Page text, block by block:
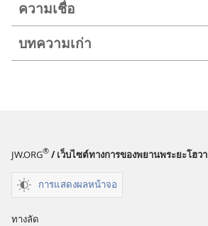
ความเชื่อ
บทความเก่า
JW.ORG® / เว็บไซต์ทางการของพยานพระยะโฮวา
การแสดงผลหน้าจอ
ทางลัด